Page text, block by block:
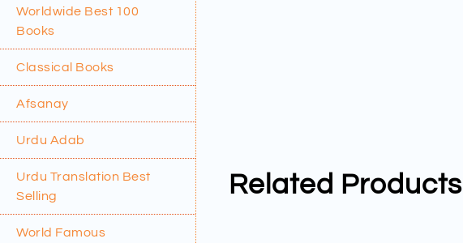
Worldwide Best 100
Books
Classical Books
Afsanay
Urdu Adab
Urdu Translation Best
Selling
World Famous
Related Products